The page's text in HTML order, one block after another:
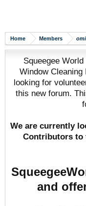
Home Members
Squeegee
Window
looking for
this new forum.
We are currently
Contributors to
and